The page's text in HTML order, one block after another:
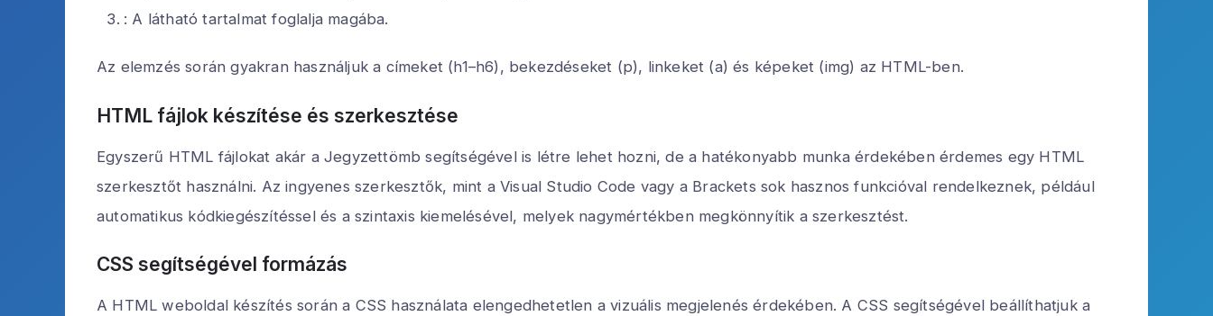
: A látható tartalmat foglalja magába.
Az elemzés során gyakran használjuk a címeket (h1–h6), bekezdéseket (p), linkeket (a) és képeket (img) az HTML-ben.
HTML fájlok készítése és szerkesztése
Egyszerű HTML fájlokat akár a Jegyzettömb segítségével is létre lehet hozni, de a hatékonyabb munka érdekében érdemes egy HTML
szerkesztőt használni. Az ingyenes szerkesztők, mint a Visual Studio Code vagy a Brackets sok hasznos funkcióval rendelkeznek, például
automatikus kódkiegészítéssel és a szintaxis kiemelésével, melyek nagymértékben megkönnyítik a szerkesztést.
CSS segítségével formázás
A HTML weboldal készítés során a CSS használata elengedhetetlen a vizuális megjelenés érdekében. A CSS segítségével beállíthatjuk a